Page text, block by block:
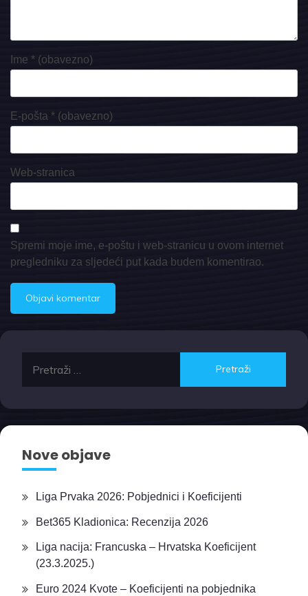
Ime * (obavezno)
E-pošta * (obavezno)
Web-stranica
Spremi moje ime, e-poštu i web-stranicu u ovom internet
pregledniku za sljedeći put kada budem komentirao.
Nove objave
Liga Prvaka 2026: Pobjednici i Koeficijenti
Bet365 Kladionica: Recenzija 2026
Liga nacija: Francuska – Hrvatska Koeficijent
(23.3.2025.)
Euro 2024 Kvote – Koeficijenti na pobjednika